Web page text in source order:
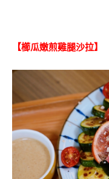
【櫛瓜嫩煎雞腿沙拉】